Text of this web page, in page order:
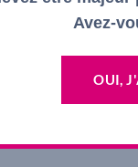
Rouge
Avez-
OUI,